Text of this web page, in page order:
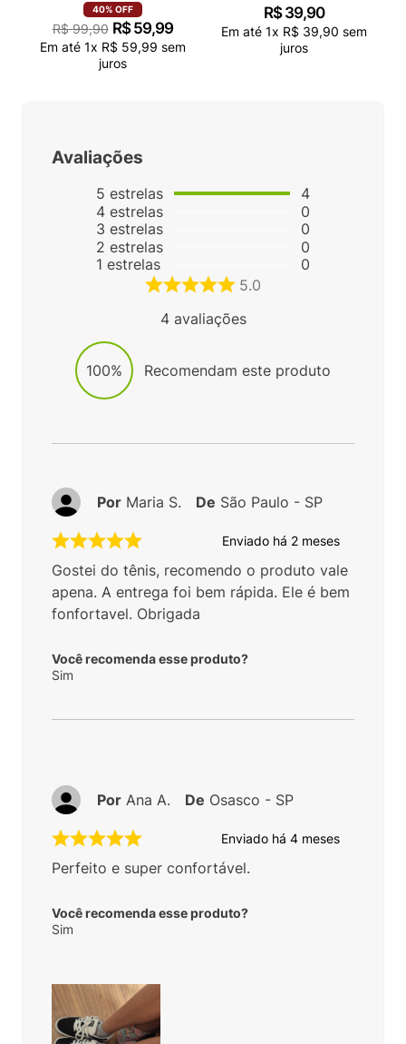
VN000QCAJU4
40% OFF
R$ 99,90 R$ 59,99
Em até 1x R$ 59,99 sem
juros
R$ 39,90
Em até 1x R$ 39,90 sem
juros
Avaliações
5 estrelas
4 estrelas
3 estrelas
2 estrelas
1 estrelas
4
0
0
0
0
5.0
4avaliações
100% Recomendam este produto
Enviado há 2 meses
Gostei do tênis, recomendo o produto vale
apena. A entrega foi bem rápida. Ele é bem
fonfortavel. Obrigada
Você recomenda esse produto?
Sim
Por Maria S. De São Paulo - SP
Enviado há 4 meses
Perfeito e super confortável.
Você recomenda esse produto?
Sim
Por Ana A. De Osasco - SP